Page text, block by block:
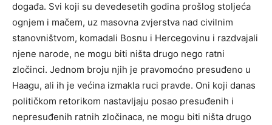
događa. Svi koji su devedesetih godina prošlog stoljeća
ognjem i mačem, uz masovna zvjerstva nad civilnim
stanovništvom, komadali Bosnu i Hercegovinu i razdvajali
njene narode, ne mogu biti ništa drugo nego ratni
zločinci. Jednom broju njih je pravomoćno presuđeno u
Haagu, ali ih je većina izmakla ruci pravde. Oni koji danas
političkom retorikom nastavljaju posao presuđenih i
nepresuđenih ratnih zločinaca, ne mogu biti ništa drugo